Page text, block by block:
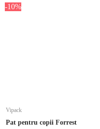
-10%
Vipack
Pat pentru copii Forrest